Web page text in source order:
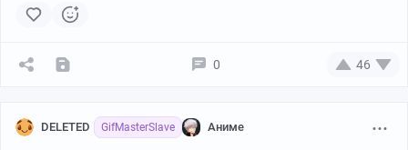
0 46
DELETED GifMasterSlave Аниме